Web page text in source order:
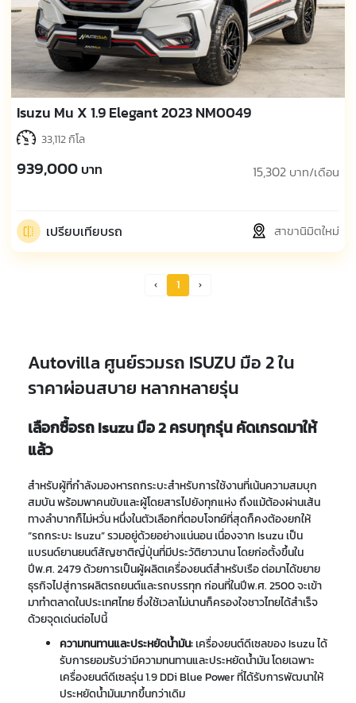
Isuzu Mu X 1.9 Elegant 2023 NM0049
33,112 กิโล
939,000 บาท 15,302 บาท/เดือน
เปรียบเทียบรถ สาขานิมิตใหม่
Prev Page
1 Next Page
Autovilla ศูนย์รวมรถ ISUZU มือ 2 ใน
ราคาผ่อนสบาย หลากหลายรุ่น
เลือกซื้อรถ Isuzu มือ 2 ครบทุกรุ่น คัดเกรดมาให้
แล้ว
สำหรับผู้ที่กำลังมองหารถกระบะสำหรับการใช้งานที่เน้นความสมบุก
สมบัน พร้อมพาคนขับและผู้โดยสารไปยังทุกแห่ง ถึงแม้ต้องผ่านเส้น
ทางลำบากก็ไม่หวั่น หนึ่งในตัวเลือกที่ตอบโจทย์ที่สุดก็คงต้องยกให้
“รถกระบะ Isuzu” รวมอยู่ด้วยอย่างแน่นอน เนื่องจาก Isuzu เป็น
แบรนด์ยานยนต์สัญชาติญี่ปุ่นที่มีประวัติยาวนาน โดยก่อตั้งขึ้นใน
ปีพ.ศ. 2479 ด้วยการเป็นผู้ผลิตเครื่องยนต์สำหรับเรือ ต่อมาได้ขยาย
ธุรกิจไปสู่การผลิตรถยนต์และรถบรรทุก ก่อนที่ในปีพ.ศ. 2500 จะเข้า
มาทำตลาดในประเทศไทย ซึ่งใช้เวลาไม่นานก็ครองใจชาวไทยได้สำเร็จ
ด้วยจุดเด่นต่อไปนี้
ความทนทานและประหยัดน้ำมัน:เครื่องยนต์ดีเซลของ Isuzu ได้
รับการยอมรับว่ามีความทนทานและประหยัดน้ำมัน โดยเฉพาะ
เครื่องยนต์ดีเซลรุ่น 1.9 DDi Blue Power ที่ได้รับการพัฒนาให้
ประหยัดน้ำมันมากขึ้นกว่าเดิม